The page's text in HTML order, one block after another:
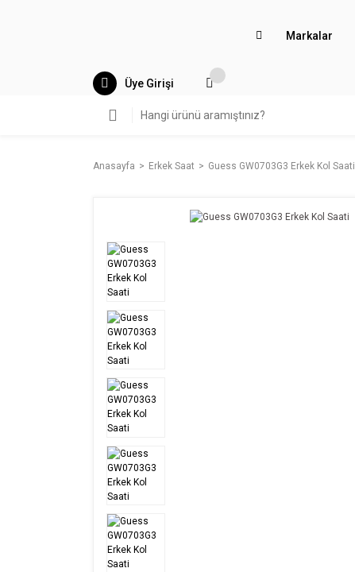
Markalar
Üye Girişi
Anasayfa Erkek Saat Guess GW0703G3 Erkek Kol Saati